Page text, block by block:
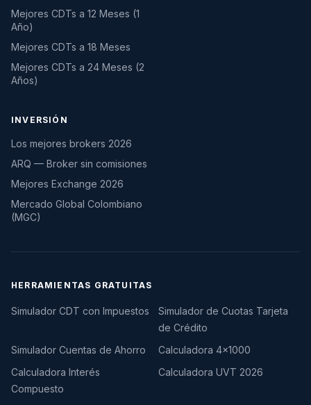
Mejores CDTs a 12 Meses (1
Año)
Mejores CDTs a 18 Meses
Mejores CDTs a 24 Meses (2
Años)
INVERSIÓN
Los mejores brokers 2026
ARQ — Broker sin comisiones
Mejores Exchange 2026
Mercado Global Colombiano
(MGC)
HERRAMIENTAS GRATUITAS
Simulador CDT con Impuestos
Simulador de Cuotas Tarjeta
de Crédito
Simulador Cuentas de Ahorro
Calculadora 4×1000
Calculadora Interés
Compuesto
Calculadora UVT 2026